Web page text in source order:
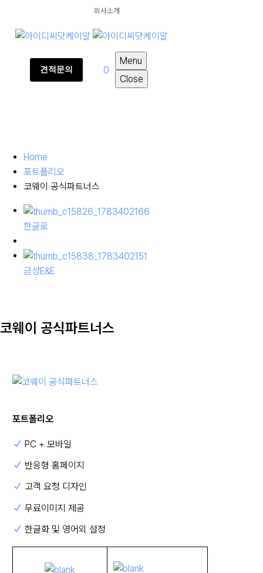
회사소개
견적문의 0
Menu
Close
Home
포트폴리오
코웨이 공식파트너스
한글로
금성E&E
코웨이 공식파트너스
포트폴리오
PC + 모바일
반응형 홈페이지
고객 요청 디자인
무료이미지 제공
한글화 및 영어외 설정